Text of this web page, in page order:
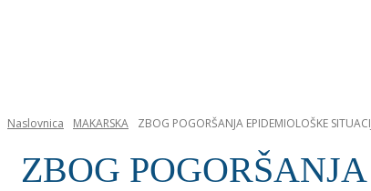
Naslovnica MAKARSKA ZBOG POGORŠANJA EPIDEMIOLOŠKE
ZBOG